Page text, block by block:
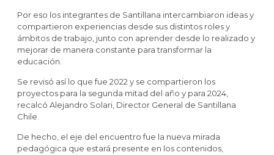
Por eso los integrantes de Santillana intercambiaron ideas y
compartieron experiencias desde sus distintos roles y
ámbitos de trabajo, junto con aprender desde lo realizado y
mejorar de manera constante para transformar la
educación.
Se revisó así lo que fue 2022 y se compartieron los
proyectos para la segunda mitad del año y para 2024,
recalcó Alejandro Solari, Director General de Santillana
Chile.
De hecho, el eje del encuentro fue la nueva mirada
pedagógica que estará presente en los contenidos,